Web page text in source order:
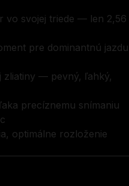
vo svojej triede — len 2,56
pre dominantnú jazdu
zliatiny — pevný, ľahký,
precíznemu snímaniu
optimálne rozloženie